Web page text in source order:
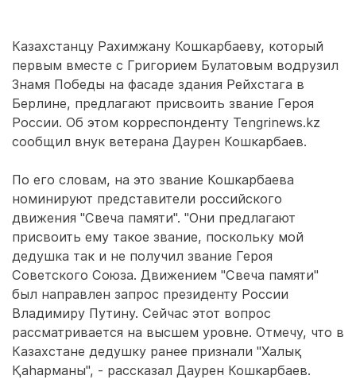
Казахстанцу Рахимжану Кошкарбаеву, который
первым вместе с Григорием Булатовым водрузил
Знамя Победы на фасаде здания Рейхстага в
Берлине, предлагают присвоить звание Героя
России. Об этом корреспонденту Tengrinews.kz
сообщил внук ветерана Даурен Кошкарбаев.
По его словам, на это звание Кошкарбаева
номинируют представители российского
движения "Свеча памяти". "Они предлагают
присвоить ему такое звание, поскольку мой
дедушка так и не получил звание Героя
Советского Союза. Движением "Свеча памяти"
был направлен запрос президенту России
Владимиру Путину. Сейчас этот вопрос
рассматривается на высшем уровне. Отмечу, что в
Казахстане дедушку ранее признали "Халық
Қаһарманы", - рассказал Даурен Кошкарбаев.